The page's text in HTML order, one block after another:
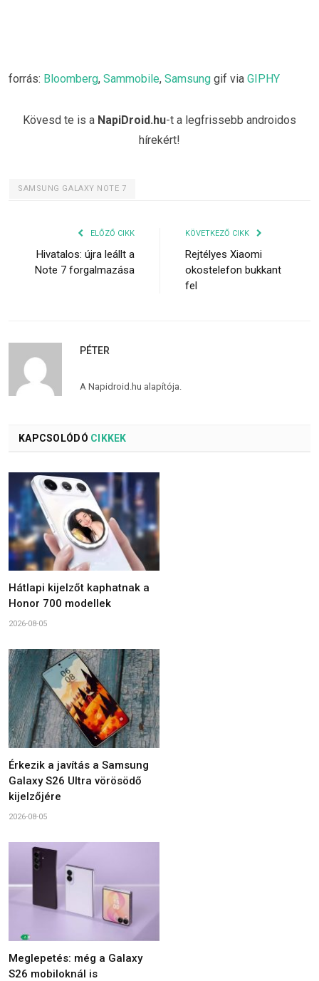
forrás: Bloomberg, Sammobile, Samsung gif via GIPHY
Kövesd te is a NapiDroid.hu-t a legfrissebb androidos
hírekért!
SAMSUNG GALAXY NOTE 7
ELŐZŐ CIKK
Hivatalos: újra leállt a
Note 7 forgalmazása
KÖVETKEZŐ CIKK
Rejtélyes Xiaomi
okostelefon bukkant
fel
PÉTER
A Napidroid.hu alapítója.
KAPCSOLÓDÓ CIKKEK
Hátlapi kijelzőt kaphatnak a
Honor 700 modellek
2026-08-05
Érkezik a javítás a Samsung
Galaxy S26 Ultra vörösödő
kijelzőjére
2026-08-05
Meglepetés: még a Galaxy
S26 mobiloknál is